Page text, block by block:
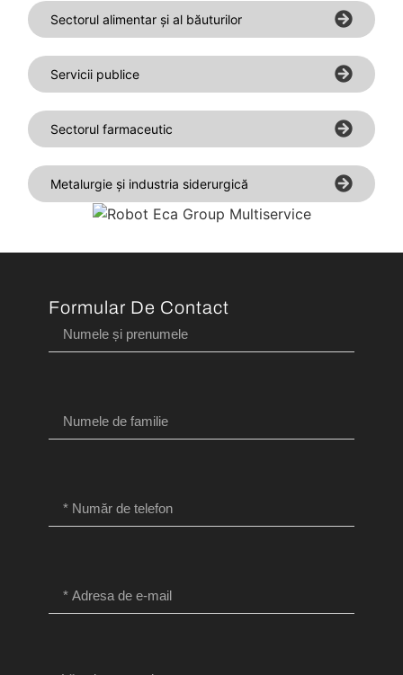
Sectorul alimentar și al băuturilor
Servicii publice
Sectorul farmaceutic
Metalurgie și industria siderurgică
Formular De Contact